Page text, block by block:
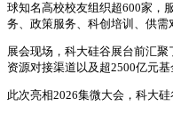
球知名高校校友组织超600家，
务、政策服务、科创培训、供需
展会现场，科大硅谷展台前汇
资源对接渠道以及超2500亿元
此次亮相2026集微大会，科大